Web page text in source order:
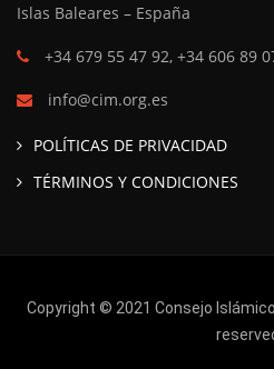
Islas Baleares – España
+34 679 55 47 92, +34 606 89
info@cim.org.es
POLÍTICAS DE PRIVACIDAD
TÉRMINOS Y CONDICIONES
Copyright © 2021 Consejo